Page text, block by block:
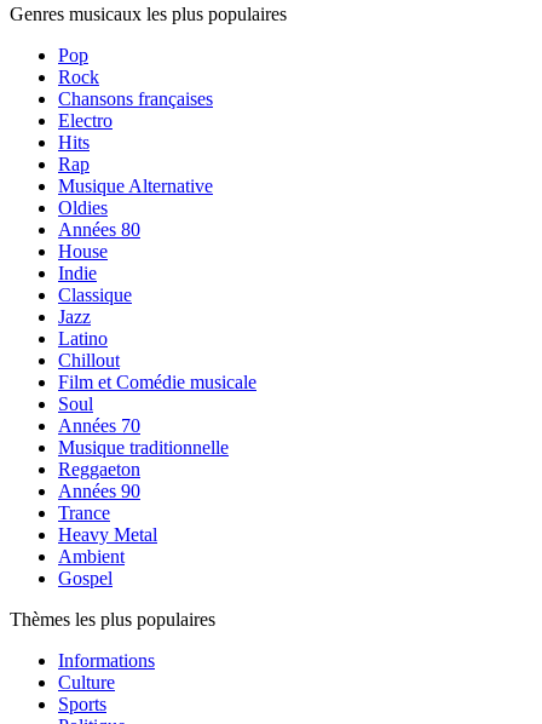
Genres musicaux les plus populaires
Pop
Rock
Chansons françaises
Electro
Hits
Rap
Musique Alternative
Oldies
Années 80
House
Indie
Classique
Jazz
Latino
Chillout
Film et Comédie musicale
Soul
Années 70
Musique traditionnelle
Reggaeton
Années 90
Trance
Heavy Metal
Ambient
Gospel
Thèmes les plus populaires
Informations
Culture
Sports